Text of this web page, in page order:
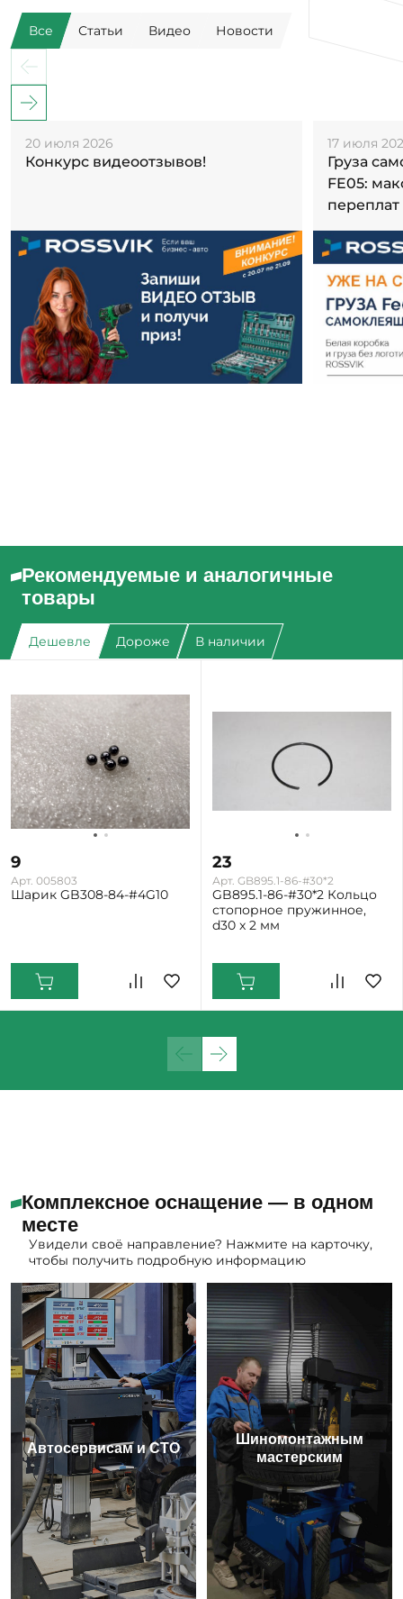
Все Статьи Видео Новости
20 июля 2026
Конкурс видеоотзывов!
17 июля
Груза
FE05:
переплат
Рекомендуемые и аналогичные
товары
Дешевле Дороже В наличии
9
Арт. 005803
Шарик GB308-84-#4G10
23
Арт. GB895.1-86-#30*2
GB895.1-86-#30*2 Кольцо
стопорное пружинное,
d30 x 2 мм
Комплексное оснащение — в одном
месте
Увидели своё направление? Нажмите на карточку,
чтобы получить подробную информацию
Автосервисам и СТО
Шиномонтажным
мастерским